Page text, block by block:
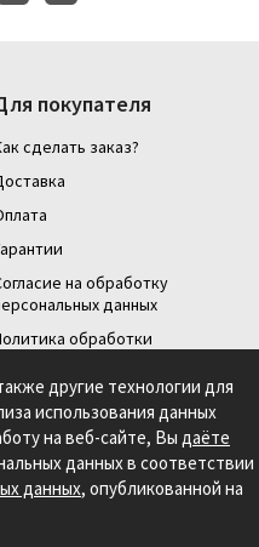
покупателя
сделать заказ?
на обработку
данных
обработки
Для юридических лиц
информации технического
вы даете согласие на
данных в соответствии с
Информация на сайте носит
офертой, определяемой
РФ.
другие технологии для
использования данных
на веб-сайте, Вы даёте
данных в соответствии
данных, опубликованной на